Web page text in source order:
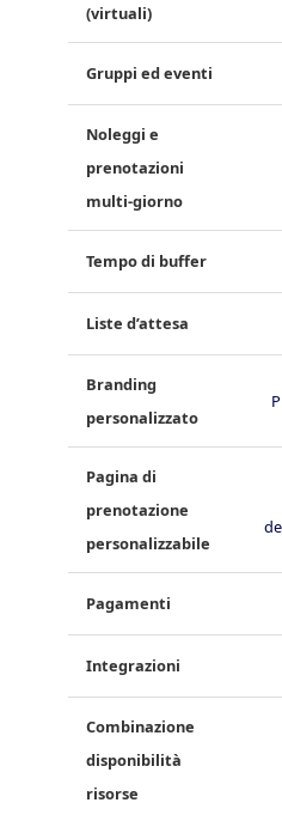
(virtuali)
Gruppi ed eventi
Noleggi e
prenotazioni
multi‑giorno
Tempo di buffer
Liste d’attesa
Branding
personalizzato
Pagina di
prenotazione
personalizzabile
Pagamenti
Integrazioni
Combinazione
disponibilità
risorse